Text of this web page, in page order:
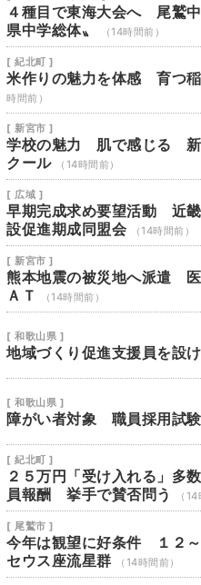
４種目で東海大会へ 尾鷲
県中学総体〟
（14時間前）
[ 紀北町 ]
米作りの魅力を体感 育つ
時間前）
[ 新宮市 ]
学校の魅力 肌で感じる 新
クール
（14時間前）
[ 広域 ]
早期完成求め要望活動 近
設促進期成同盟会
（14時間前）
[ 新宮市 ]
熊本地震の被災地へ派遣
ＡＴ
（14時間前）
[ 和歌山県 ]
地域づくり促進支援員を設
[ 和歌山県 ]
障がい者対象 職員採用試験
[ 紀北町 ]
２５万円「受け入れる」多
員報酬 挙手で賛否問う
（
[ 尾鷲市 ]
今年は観望に好条件 １２
セウス座流星群
（14時間前）